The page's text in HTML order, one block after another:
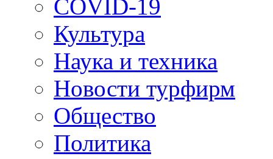
COVID-19
Культура
Наука и техника
Новости турфирм
Общество
Политика